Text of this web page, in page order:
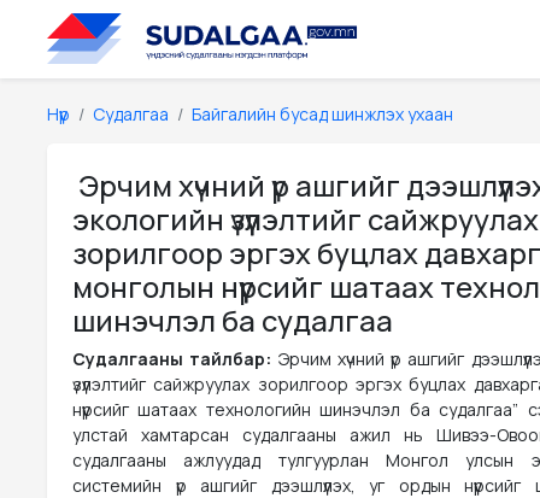
Нүүр Судалгаа Байгалийн бусад шинжлэх ухаан
Эрчим хүчний үр ашгийг
экологийн үзүүлэлтийг сайжруулах
зорилгоор эргэх буцлах
монголын нүүрсийг шатаах
шинэчлэл ба судалгаа
Судалгааны тайлбар: Эрчим хүчний үр ашгийг
үзүүлэлтийг сайжруулах зорилгоор эргэх буцлах
нүүрсийг шатаах технологийн шинэчлэл ба судалгаа”
улстай хамтарсан судалгааны ажил нь Шивээ-
судалгааны ажлуудад тулгуурлан Монгол улсын
системийн үр ашгийг дээшлүүлэх, уг ордын нүүрсийг